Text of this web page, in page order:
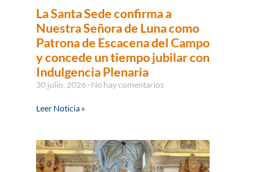
La Santa Sede confirma a
Nuestra Señora de Luna como
Patrona de Escacena del Campo
y concede un tiempo jubilar con
Indulgencia Plenaria
30 julio, 2026 No hay comentarios
Leer Noticia »